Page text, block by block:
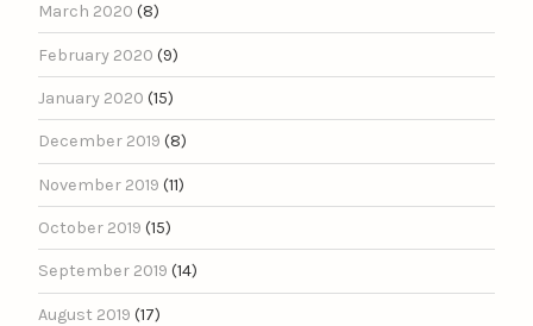
March 2020 (8)
February 2020 (9)
January 2020 (15)
December 2019 (8)
November 2019 (11)
October 2019 (15)
September 2019 (14)
August 2019 (17)